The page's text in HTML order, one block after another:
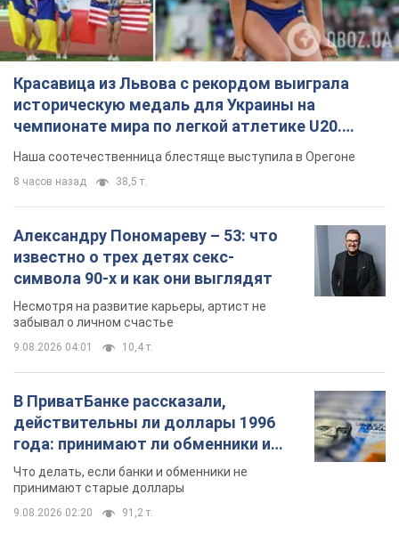
Красавица из Львова с рекордом выиграла
историческую медаль для Украины на
чемпионате мира по легкой атлетике U20.
Видео
Наша соотечественница блестяще выступила в Орегоне
8 часов назад 38,5 т.
Александру Пономареву – 53: что
известно о трех детях секс-
символа 90-х и как они выглядят
Несмотря на развитие карьеры, артист не
забывал о личном счастье
9.08.2026 04:01 10,4 т.
В ПриватБанке рассказали,
действительны ли доллары 1996
года: принимают ли обменники и
банки такие купюры
Что делать, если банки и обменники не
принимают старые доллары
9.08.2026 02:20 91,2 т.